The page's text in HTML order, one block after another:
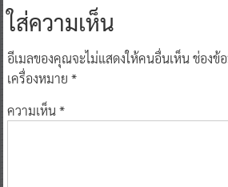
ใส่ความเห็น
อีเมลของคุณจะไม่แสดงให้คนอื่นเห็นช่องข้
เครื่องหมาย *
ความเห็น*